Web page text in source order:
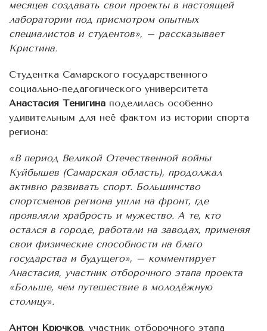
месяцев создавать свои проекты в настоящей
лаборатории под присмотром опытных
специалистов и студентов», – рассказывает
Кристина.
Студентка Самарского государственного
социально-педагогического университета
Анастасия Тенигина поделилась особенно
удивительным для неё фактом из истории спорта
региона:
«В период Великой Отечественной войны
Куйбышев (Самарская область), продолжал
активно развивать спорт. Большинство
спортсменов региона ушли на фронт, где
проявляли храбрость и мужество. А те, кто
остался в городе, работали на заводах, применяя
свои физические способности на благо
государства и будущего», – комментирует
Анастасия, участник отборочного этапа проекта
«Больше, чем путешествие в молодёжную
столицу».
Антон Крючков, участник отборочного этапа